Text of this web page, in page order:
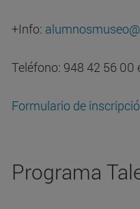
+Info:
Teléfono: 948 42 56
Formulario de
Programa